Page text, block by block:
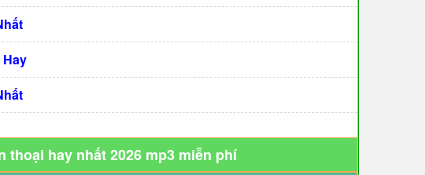
thoại hay nhất 2026 mp3 miễn phí